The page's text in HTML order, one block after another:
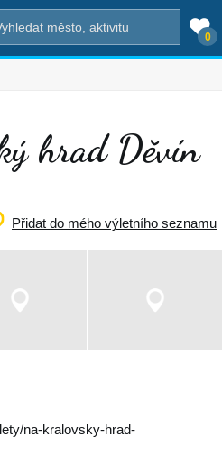
0
hrad Děvín
Přidat do mého výletního seznamu
na-kralovsky-hrad-